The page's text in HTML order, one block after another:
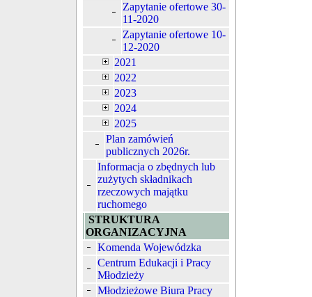
Zapytanie ofertowe 30-
11-2020
Zapytanie ofertowe 10-
12-2020
2021
2022
2023
2024
2025
Plan zamówień
publicznych 2026r.
Informacja o zbędnych lub
zużytych składnikach
rzeczowych majątku
ruchomego
STRUKTURA
ORGANIZACYJNA
Komenda Wojewódzka
Centrum Edukacji i Pracy
Młodzieży
Młodzieżowe Biura Pracy